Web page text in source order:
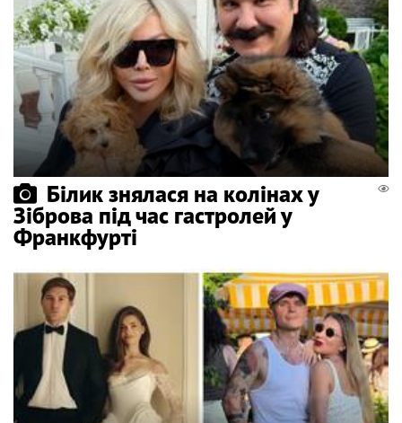
Білик знялася на колінах у
Зіброва під час гастролей у
Франкфурті